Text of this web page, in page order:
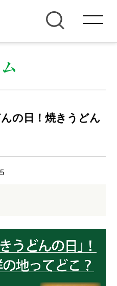
の日！焼きうどん